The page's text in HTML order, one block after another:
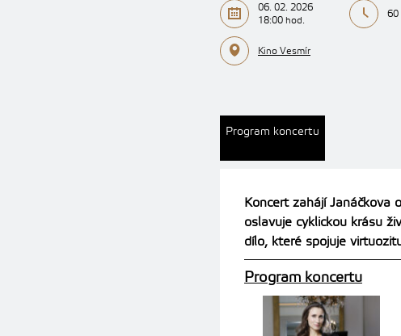
06. 02. 2026
18:00 hod.
60
Kino Vesmír
Program koncertu
Koncert zahájí Janáčkova
oslavuje cyklickou krásu
dílo, které spojuje
Program koncertu